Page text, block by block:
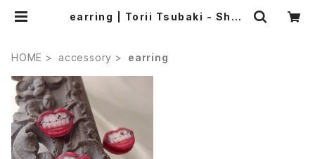
earring | Torii Tsubaki - Shop
HOME accessory earring